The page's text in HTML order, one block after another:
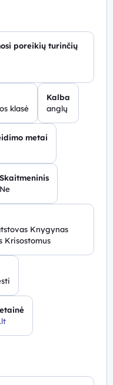
poreikių turinčių
klasė
Kalba
anglų
metai
Skaitmeninis
Ne
Knygynas
Krisostomus